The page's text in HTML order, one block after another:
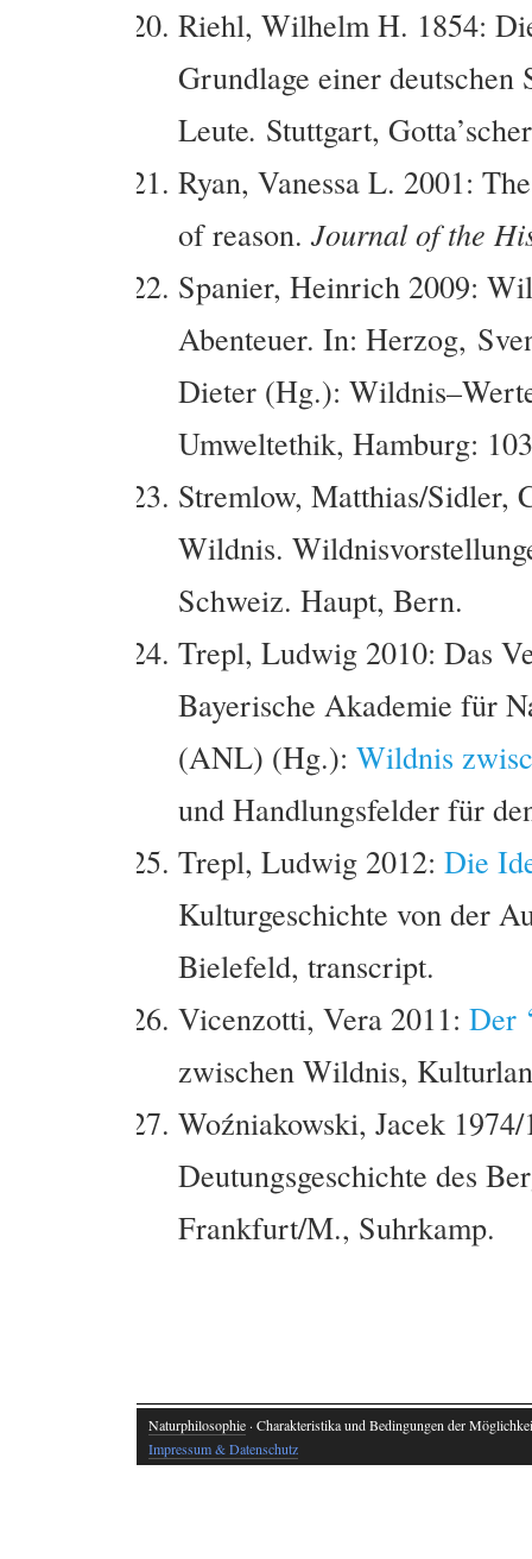
Riehl, Wilhelm H. 1854:
Grundlage einer
Leute. Stuttgart,
Ryan, Vanessa L. 2001:
of reason. Journal of the
Spanier, Heinrich 2009:
Abenteuer. In: Herzog,
Dieter (Hg.):
Umweltethik, Hamburg:
Stremlow, Matthias/Sidler,
Wildnis.
Schweiz. Haupt, Bern.
Trepl, Ludwig 2010: Das
Bayerische Akademie für
(ANL) (Hg.): Wildnis
und Handlungsfelder für
Trepl, Ludwig 2012: Die
Kulturgeschichte von der
Bielefeld, transcript.
Vicenzotti, Vera 2011: Der
zwischen Wildnis,
Woźniakowski, Jacek
Deutungsgeschichte des
Frankfurt/M., Suhrkamp.
Naturphilosophie · Charakteristika und Bedingungen der
Impressum & Datenschutz